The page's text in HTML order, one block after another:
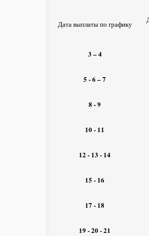
Дата выплаты по графику
3 – 4
5 -6 – 7
8 - 9
10 - 11
12 - 13 - 14
15 - 16
17 - 18
19 - 20 - 21